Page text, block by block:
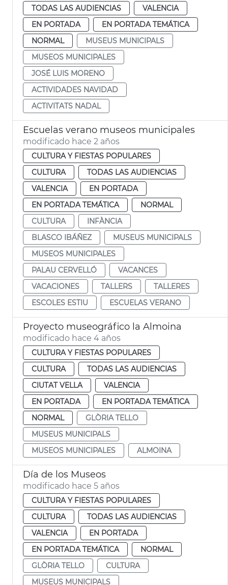
TODAS LAS AUDIENCIAS
VALENCIA
EN PORTADA
EN PORTADA TEMÁTICA
NORMAL
MUSEUS MUNICIPALS
MUSEOS MUNICIPALES
JOSÉ LUIS MORENO
ACTIVIDADES NAVIDAD
ACTIVITATS NADAL
Escuelas verano museos municipales
modificado hace 2 años
CULTURA Y FIESTAS POPULARES
CULTURA
TODAS LAS AUDIENCIAS
VALENCIA
EN PORTADA
EN PORTADA TEMÁTICA
NORMAL
CULTURA
INFÀNCIA
BLASCO IBÁÑEZ
MUSEUS MUNICIPALS
MUSEOS MUNICIPALES
PALAU CERVELLÓ
VACANCES
VACACIONES
TALLERS
TALLERES
ESCOLES ESTIU
ESCUELAS VERANO
Proyecto museográfico la Almoina
modificado hace 4 años
CULTURA Y FIESTAS POPULARES
CULTURA
TODAS LAS AUDIENCIAS
CIUTAT VELLA
VALENCIA
EN PORTADA
EN PORTADA TEMÁTICA
NORMAL
GLÒRIA TELLO
MUSEUS MUNICIPALS
MUSEOS MUNICIPALES
ALMOINA
Día de los Museos
modificado hace 5 años
CULTURA Y FIESTAS POPULARES
CULTURA
TODAS LAS AUDIENCIAS
VALENCIA
EN PORTADA
EN PORTADA TEMÁTICA
NORMAL
GLÒRIA TELLO
CULTURA
MUSEUS MUNICIPALS